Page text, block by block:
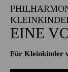
EINE
Für Kleinkinder